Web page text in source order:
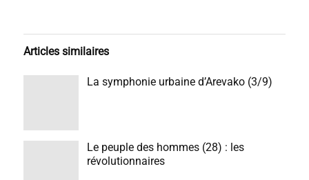
Articles similaires
La symphonie urbaine d’Arevako (3/9)
Le peuple des hommes (28) : les
révolutionnaires